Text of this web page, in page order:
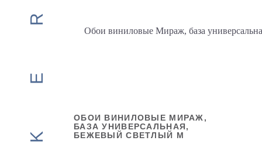
ОБОИ ВИНИЛОВЫЕ МИРАЖ,
БАЗА УНИВЕРСАЛЬНАЯ,
БЕЖЕВЫЙ СВЕТЛЫЙ М